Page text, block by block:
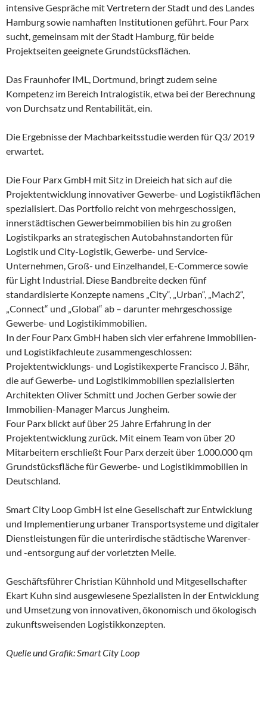
intensive Gespräche mit Vertretern der Stadt und des Landes
Hamburg sowie namhaften Institutionen geführt. Four Parx
sucht, gemeinsam mit der Stadt Hamburg, für beide
Projektseiten geeignete Grundstücksflächen.
Das Fraunhofer IML, Dortmund, bringt zudem seine
Kompetenz im Bereich Intralogistik, etwa bei der Berechnung
von Durchsatz und Rentabilität, ein.
Die Ergebnisse der Machbarkeitsstudie werden für Q3/ 2019
erwartet.
Die Four Parx GmbH mit Sitz in Dreieich hat sich auf die
Projektentwicklung innovativer Gewerbe- und Logistikflächen
spezialisiert. Das Portfolio reicht von mehrgeschossigen,
innerstädtischen Gewerbeimmobilien bis hin zu großen
Logistikparks an strategischen Autobahnstandorten für
Logistik und City-Logistik, Gewerbe- und Service-
Unternehmen, Groß- und Einzelhandel, E-Commerce sowie
für Light Industrial. Diese Bandbreite decken fünf
standardisierte Konzepte namens „City“, „Urban“, „Mach2“,
„Connect“ und „Global“ ab – darunter mehrgeschossige
Gewerbe- und Logistikimmobilien.
In der Four Parx GmbH haben sich vier erfahrene Immobilien-
und Logistikfachleute zusammengeschlossen:
Projektentwicklungs- und Logistikexperte Francisco J. Bähr,
die auf Gewerbe- und Logistikimmobilien spezialisierten
Architekten Oliver Schmitt und Jochen Gerber sowie der
Immobilien-Manager Marcus Jungheim.
Four Parx blickt auf über 25 Jahre Erfahrung in der
Projektentwicklung zurück. Mit einem Team von über 20
Mitarbeitern erschließt Four Parx derzeit über 1.000.000 qm
Grundstücksfläche für Gewerbe- und Logistikimmobilien in
Deutschland.
Smart City Loop GmbH ist eine Gesellschaft zur Entwicklung
und Implementierung urbaner Transportsysteme und digitaler
Dienstleistungen für die unterirdische städtische Warenver-
und -entsorgung auf der vorletzten Meile.
Geschäftsführer Christian Kühnhold und Mitgesellschafter
Ekart Kuhn sind ausgewiesene Spezialisten in der Entwicklung
und Umsetzung von innovativen, ökonomisch und ökologisch
zukunftsweisenden Logistikkonzepten.
Quelle und Grafik: Smart City Loop